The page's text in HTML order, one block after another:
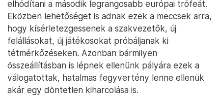
elhódítani a második legrangosabb európai trófeát.
Eközben lehetőséget is adnak ezek a meccsek arra,
hogy kísérletezgessenek a szakvezetők, új
felállásokat, új játékosokat próbáljanak ki
tétmérkőzéseken. Azonban bármilyen
összeállításban is lépnek ellenünk pályára ezek a
válogatottak, hatalmas fegyvertény lenne ellenük
akár egy döntetlen kiharcolása is.